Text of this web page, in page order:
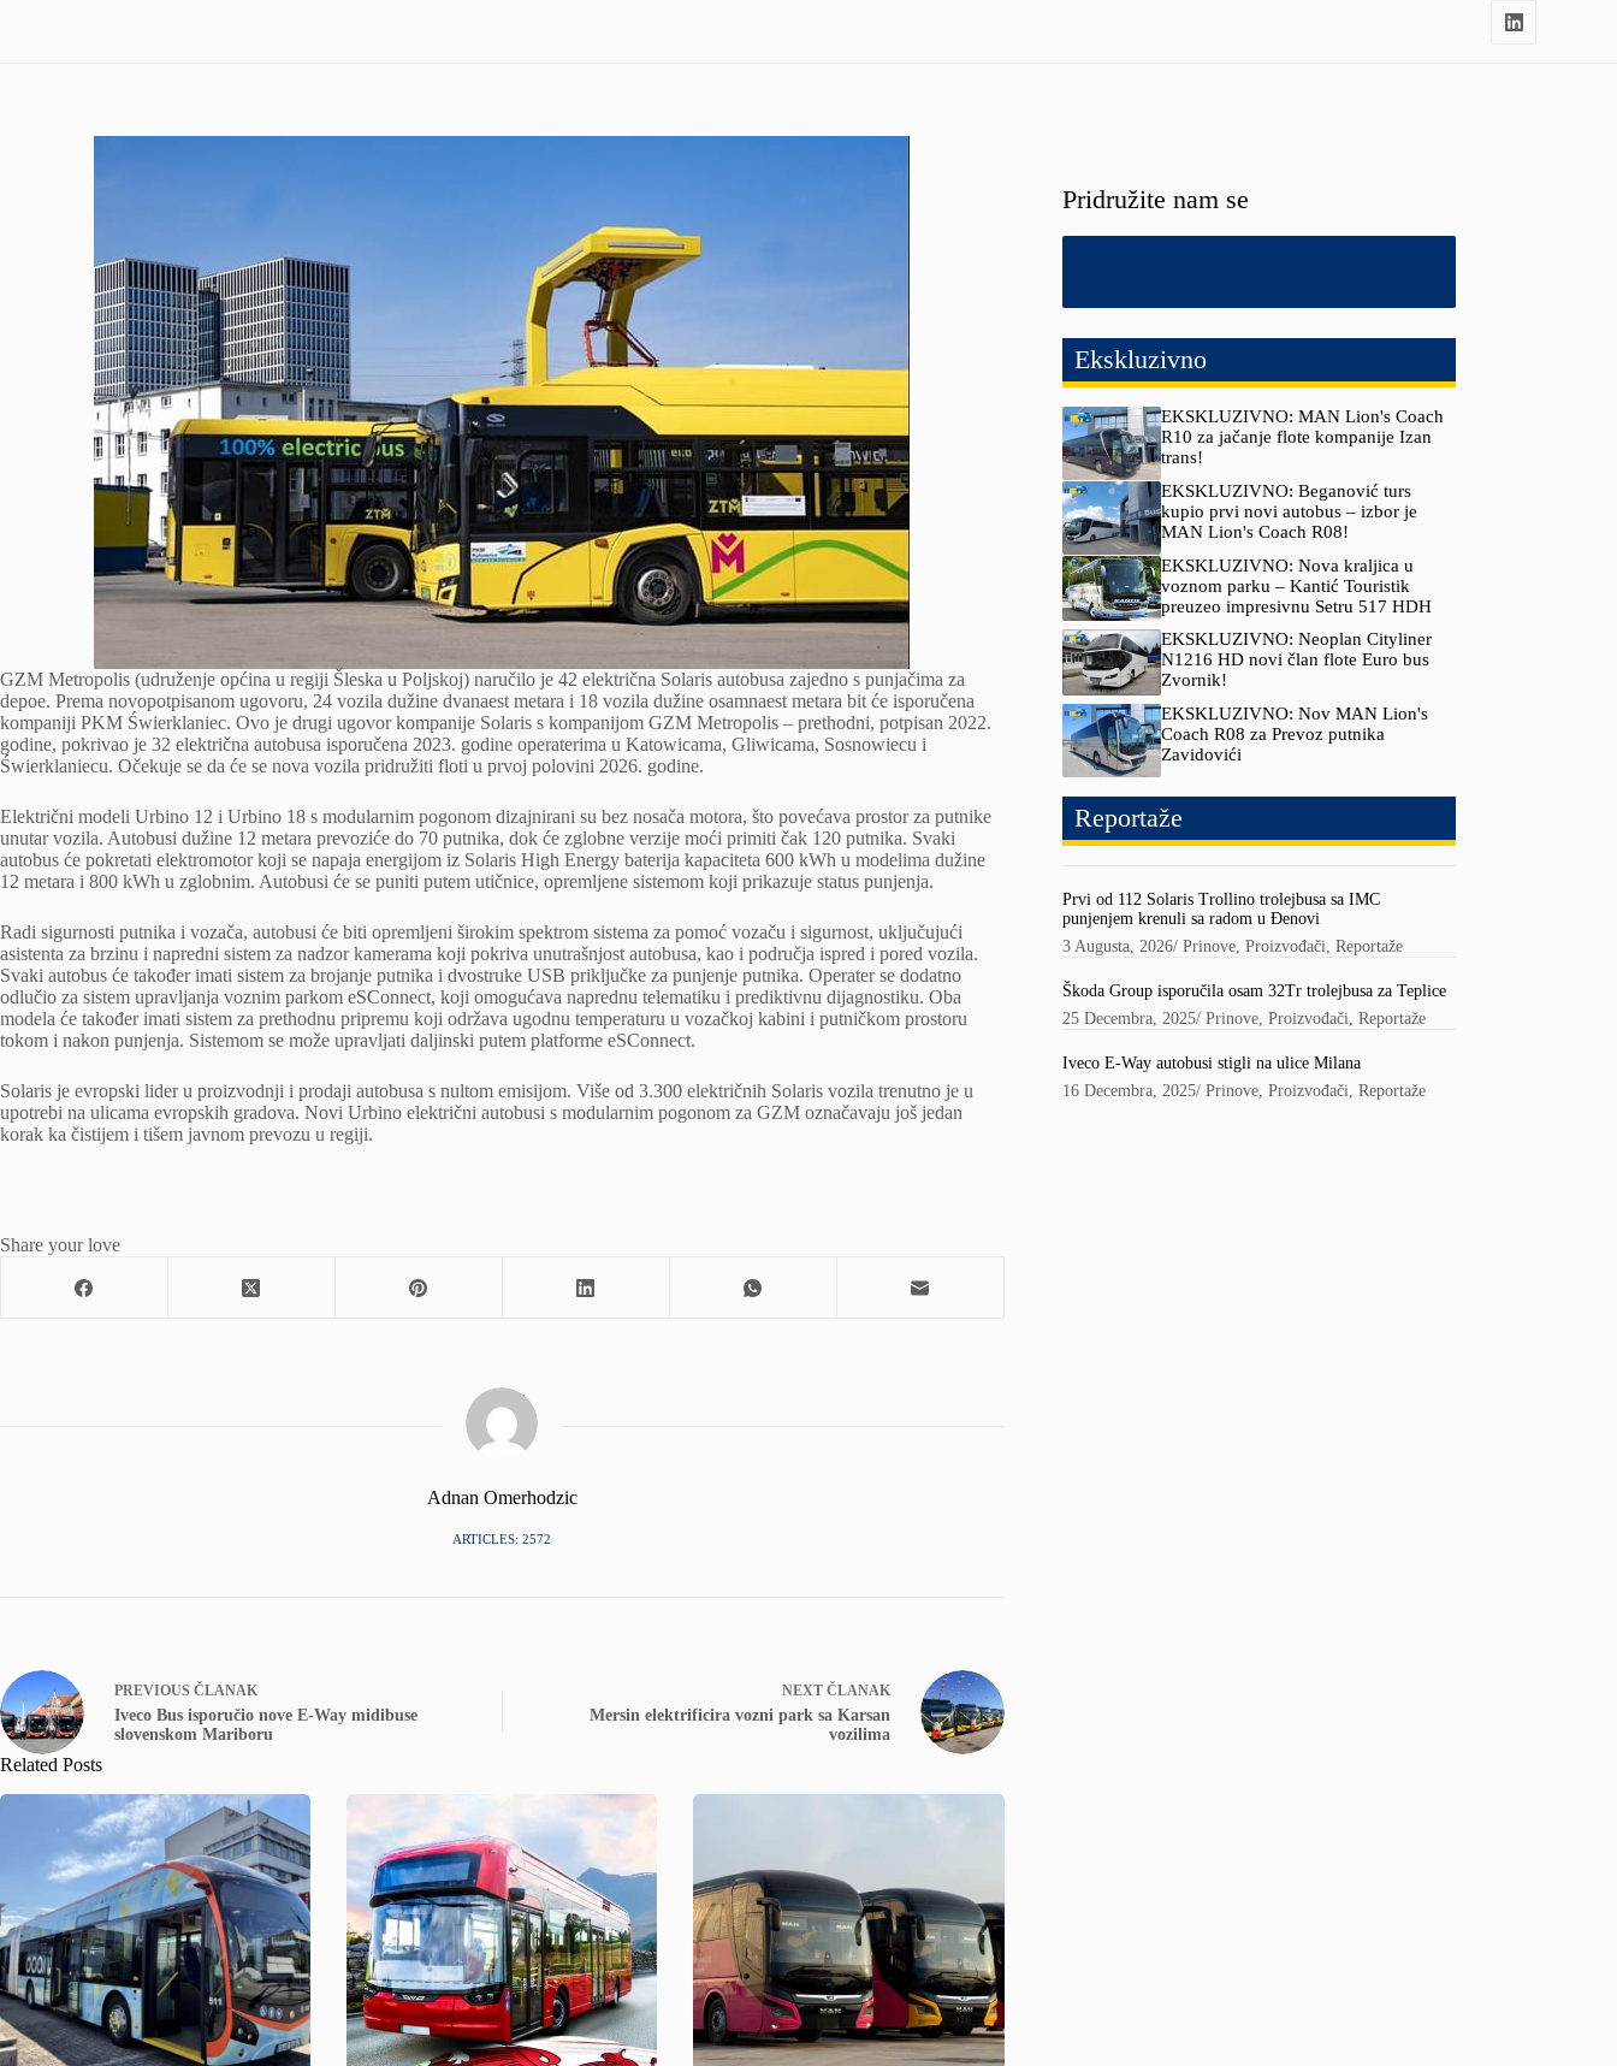
GZM Metropolis (udruženje općina u regiji Šleska u Poljskoj) naručilo je 42 električna Solaris autobusa zajedno s punjačima za
depoe. Prema novopotpisanom ugovoru, 24 vozila dužine dvanaest metara i 18 vozila dužine osamnaest metara bit će isporučena
kompaniji PKM Świerklaniec. Ovo je drugi ugovor kompanije Solaris s kompanijom GZM Metropolis – prethodni, potpisan 2022.
godine, pokrivao je 32 električna autobusa isporučena 2023. godine operaterima u Katowicama, Gliwicama, Sosnowiecu i
Świerklaniecu. Očekuje se da će se nova vozila pridružiti floti u prvoj polovini 2026. godine.
Električni modeli Urbino 12 i Urbino 18 s modularnim pogonom dizajnirani su bez nosača motora, što povećava prostor za putnike
unutar vozila. Autobusi dužine 12 metara prevoziće do 70 putnika, dok će zglobne verzije moći primiti čak 120 putnika. Svaki
autobus će pokretati elektromotor koji se napaja energijom iz Solaris High Energy baterija kapaciteta 600 kWh u modelima dužine
12 metara i 800 kWh u zglobnim. Autobusi će se puniti putem utičnice, opremljene sistemom koji prikazuje status punjenja.
Radi sigurnosti putnika i vozača, autobusi će biti opremljeni širokim spektrom sistema za pomoć vozaču i sigurnost, uključujući
asistenta za brzinu i napredni sistem za nadzor kamerama koji pokriva unutrašnjost autobusa, kao i područja ispred i pored vozila.
Svaki autobus će također imati sistem za brojanje putnika i dvostruke USB priključke za punjenje putnika. Operater se dodatno
odlučio za sistem upravljanja voznim parkom eSConnect, koji omogućava naprednu telematiku i prediktivnu dijagnostiku. Oba
modela će također imati sistem za prethodnu pripremu koji održava ugodnu temperaturu u vozačkoj kabini i putničkom prostoru
tokom i nakon punjenja. Sistemom se može upravljati daljinski putem platforme eSConnect.
Solaris je evropski lider u proizvodnji i prodaji autobusa s nultom emisijom. Više od 3.300 električnih Solaris vozila trenutno je u
upotrebi na ulicama evropskih gradova. Novi Urbino električni autobusi s modularnim pogonom za GZM označavaju još jedan
korak ka čistijem i tišem javnom prevozu u regiji.
Share your love
Adnan Omerhodzic
ARTICLES: 2572
PREVIOUS ČLANAK
Iveco Bus isporučio nove E-Way midibuse
slovenskom Mariboru
NEXT ČLANAK
Mersin elektrificira vozni park sa Karsan
vozilima
Related Posts
Pridružite nam se
Ekskluzivno
EKSKLUZIVNO: MAN Lion's Coach
R10 za jačanje flote kompanije Izan
trans!
EKSKLUZIVNO: Beganović turs
kupio prvi novi autobus – izbor je
MAN Lion's Coach R08!
EKSKLUZIVNO: Nova kraljica u
voznom parku – Kantić Touristik
preuzeo impresivnu Setru 517 HDH
EKSKLUZIVNO: Neoplan Cityliner
N1216 HD novi član flote Euro bus
Zvornik!
EKSKLUZIVNO: Nov MAN Lion's
Coach R08 za Prevoz putnika
Zavidovići
Reportaže
Prvi od 112 Solaris Trollino trolejbusa sa IMC
punjenjem krenuli sa radom u Đenovi
3 Augusta, 2026/Prinove,Proizvođači,Reportaže
Škoda Group isporučila osam 32Tr trolejbusa za Teplice
25 Decembra, 2025/Prinove,Proizvođači,Reportaže
Iveco E-Way autobusi stigli na ulice Milana
16 Decembra, 2025/Prinove,Proizvođači,Reportaže